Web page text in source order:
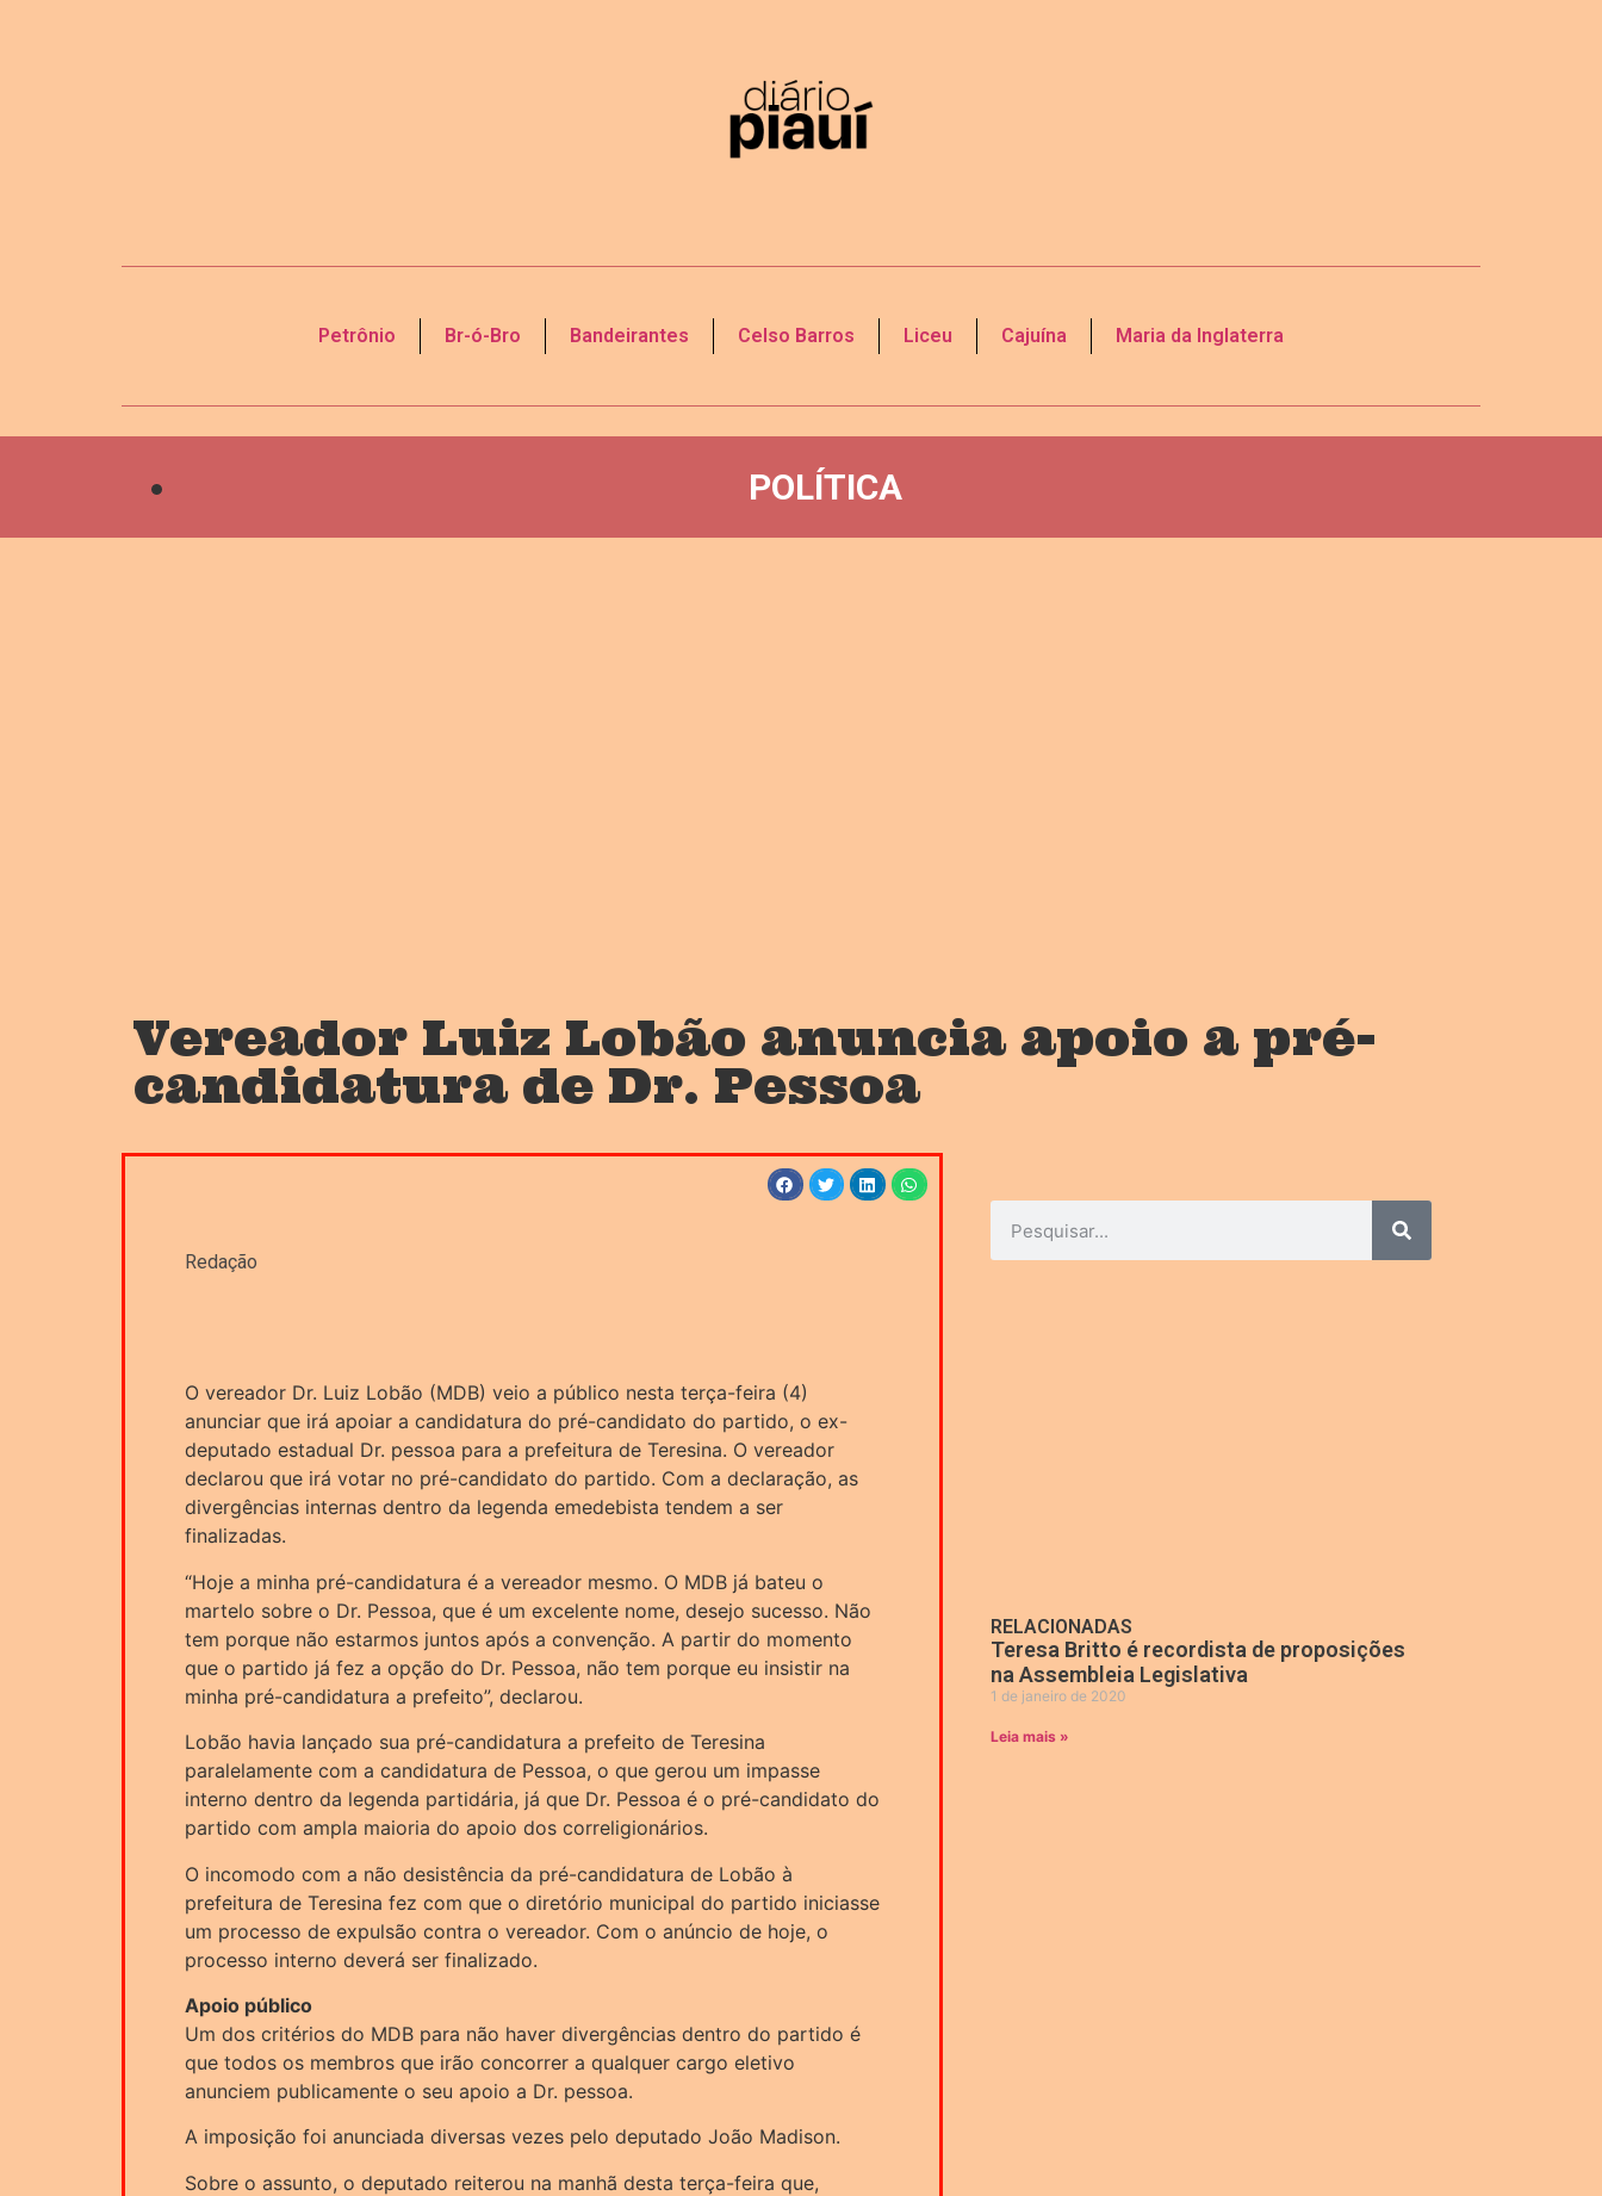
Petrônio Br-ó-Bro Bandeirantes Celso Barros Liceu Cajuína Maria da Inglaterra
POLÍTICA
Vereador Luiz Lobão anuncia apoio a pré-
candidatura de Dr. Pessoa
Redação
O vereador Dr. Luiz Lobão (MDB) veio a público nesta terça-feira (4)
anunciar que irá apoiar a candidatura do pré-candidato do partido, o ex-
deputado estadual Dr. pessoa para a prefeitura de Teresina. O vereador
declarou que irá votar no pré-candidato do partido. Com a declaração, as
divergências internas dentro da legenda emedebista tendem a ser
finalizadas.
“Hoje a minha pré-candidatura é a vereador mesmo. O MDB já bateu o
martelo sobre o Dr. Pessoa, que é um excelente nome, desejo sucesso. Não
tem porque não estarmos juntos após a convenção. A partir do momento
que o partido já fez a opção do Dr. Pessoa, não tem porque eu insistir na
minha pré-candidatura a prefeito”, declarou.
Lobão havia lançado sua pré-candidatura a prefeito de Teresina
paralelamente com a candidatura de Pessoa, o que gerou um impasse
interno dentro da legenda partidária, já que Dr. Pessoa é o pré-candidato do
partido com ampla maioria do apoio dos correligionários.
O incomodo com a não desistência da pré-candidatura de Lobão à
prefeitura de Teresina fez com que o diretório municipal do partido iniciasse
um processo de expulsão contra o vereador. Com o anúncio de hoje, o
processo interno deverá ser finalizado.
Apoio público
Um dos critérios do MDB para não haver divergências dentro do partido é
que todos os membros que irão concorrer a qualquer cargo eletivo
anunciem publicamente o seu apoio a Dr. pessoa.
A imposição foi anunciada diversas vezes pelo deputado João Madison.
Sobre o assunto, o deputado reiterou na manhã desta terça-feira que,
RELACIONADAS
Teresa Britto é recordista de proposições
na Assembleia Legislativa
1 de janeiro de 2020
Leia mais »